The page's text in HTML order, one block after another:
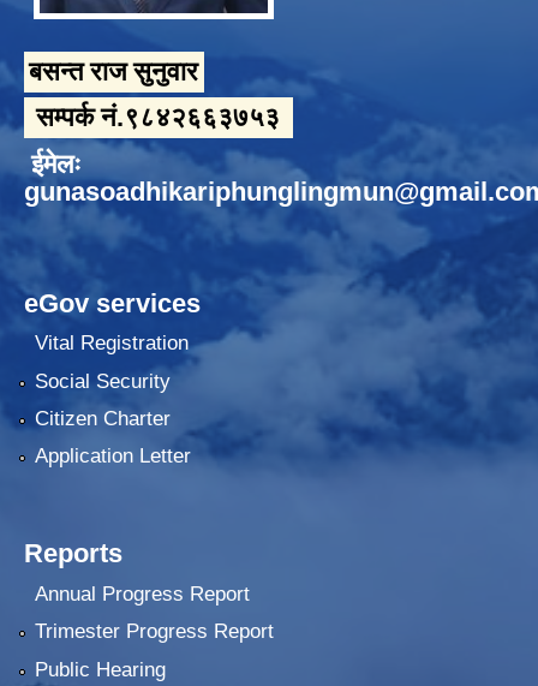
बसन्त राज सुनुवार
सम्पर्क नं.९८४२६६३७५३
ईमेलः
eGov services
Vital Registration
Social Security
Citizen Charter
Application Letter
Reports
Annual Progress Report
Trimester Progress Report
Public Hearing